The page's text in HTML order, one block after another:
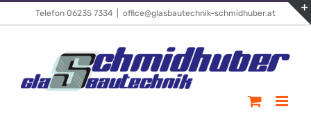
Telefon 06235 7334 office@glasbautechnik-schmidhuber.at